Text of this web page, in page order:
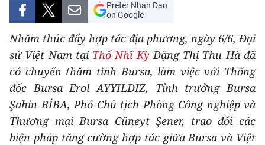
VĂN HÓA
XÃ HỘI
PHÁP LUẬT
DU LỊCH
THẾ GIỚI
Prefer Nhan Dan
on Google
Nhằm thúc đẩy hợp tác địa phương, ngày 6/6, Đại
sứ Việt Nam tại Thổ Nhĩ Kỳ Đặng Thị Thu Hà đã
có chuyến thăm tỉnh Bursa, làm việc với Thống
đốc Bursa Erol AYYILDIZ, Tỉnh trưởng Bursa
Şahin BİBA, Phó Chủ tịch Phòng Công nghiệp và
Thương mại Bursa Cüneyt Şener, trao đổi các
biện pháp tăng cường hợp tác giữa Bursa và Việt